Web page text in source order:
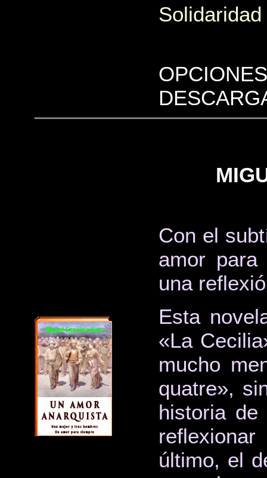
Con el
amor para
una
Esta
«La
mucho
quatre»,
historia
último, el